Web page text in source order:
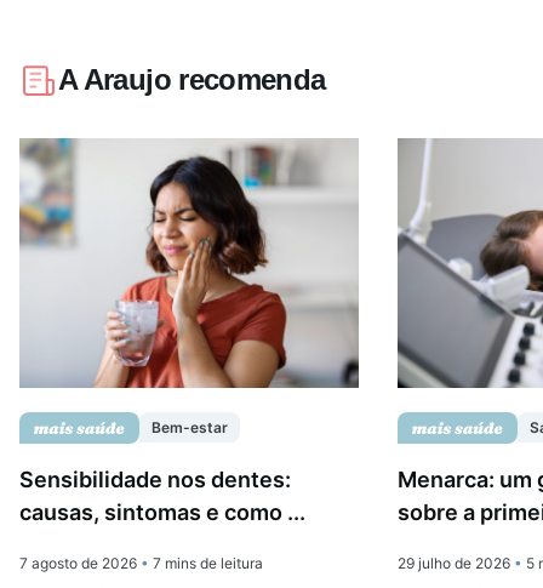
A Araujo recomenda
Bem-estar
Sensibilidade nos dentes:
causas, sintomas e como ...
7 agosto de 2026 • 7 mins de leitura
Menarca: um
sobre a
29 julho de 2026 • 5